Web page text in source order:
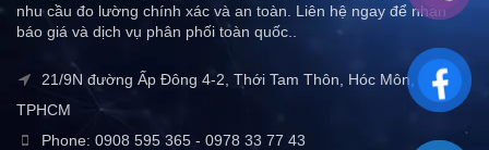
nhu cầu đo lường chính xác và an toàn. Liên hệ ngay để nhận
báo giá và dịch vụ phân phối toàn quốc..
21/9N đường Ấp Đông 4-2, Thới Tam Thôn, Hóc Môn,
TPHCM
Phone: 0908 595 365 - 0978 33 77 43